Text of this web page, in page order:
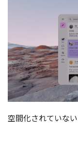
空間化されていな